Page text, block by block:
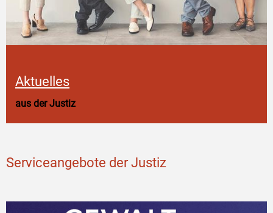
Aktuelles
aus der Justiz
Serviceangebote der Justiz